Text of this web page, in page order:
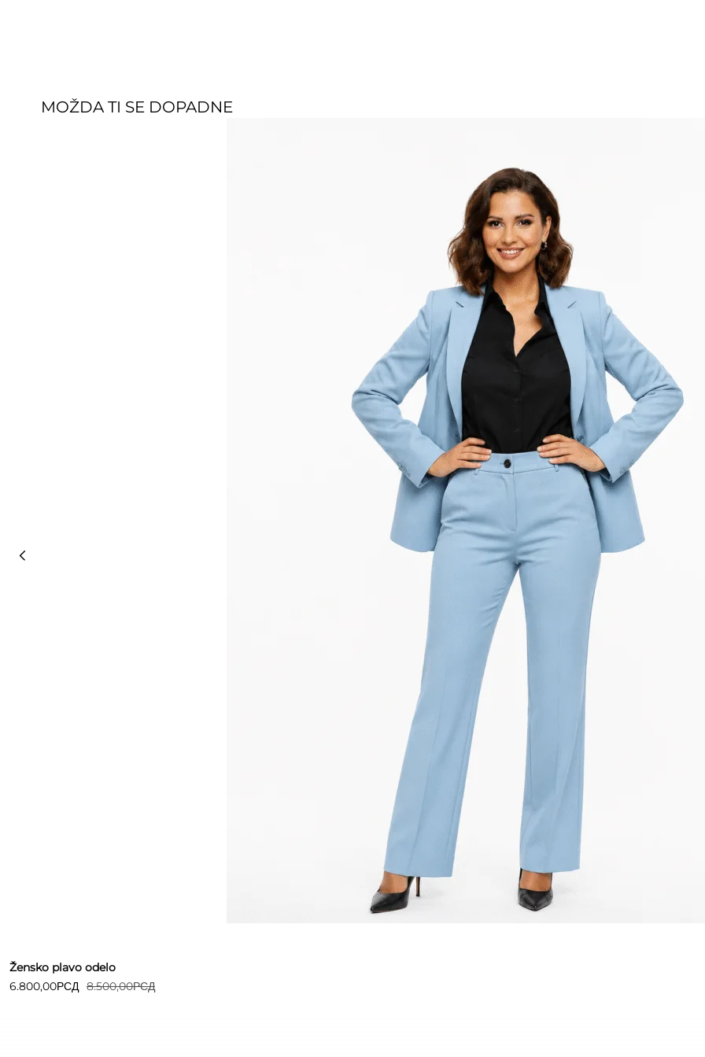
MOŽDA TI SE DOPADNE
Žensko plavo odelo
8.500,00РСД
6.800,00РСД